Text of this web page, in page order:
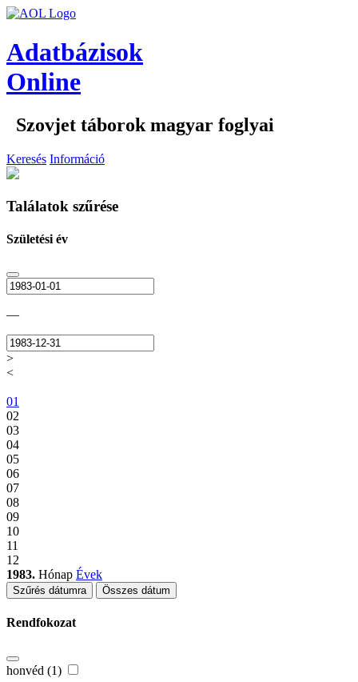
Adatbázisok
Online
Szovjet táborok magyar foglyai
Keresés Információ
Találatok szűrése
Születési év
—
>
<
01
02
03
04
05
06
07
08
09
10
11
12
1983. Hónap Évek
Szűrés dátumra Összes dátum
Rendfokozat
honvéd (1)